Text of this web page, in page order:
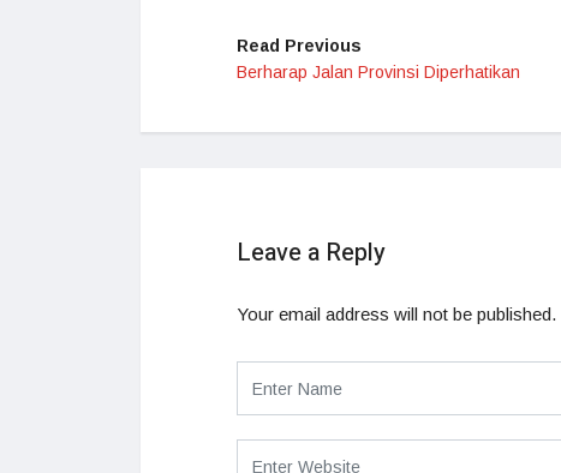
Read Previous
Berharap Jalan Provinsi Diperhatikan
Leave a Reply
Your email address will not be published.